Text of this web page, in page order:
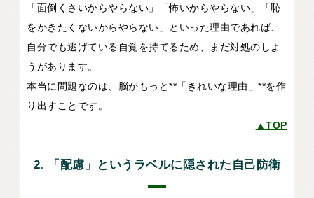
「面倒くさいからやらない」「怖いからやらない」「恥
をかきたくないからやらない」といった理由であれば、
自分でも逃げている自覚を持てるため、まだ対処のしよ
うがあります。
本当に問題なのは、脳がもっと**「きれいな理由」**を作
り出すことです。
▲TOP
2. 「配慮」というラベルに隠された自己防衛